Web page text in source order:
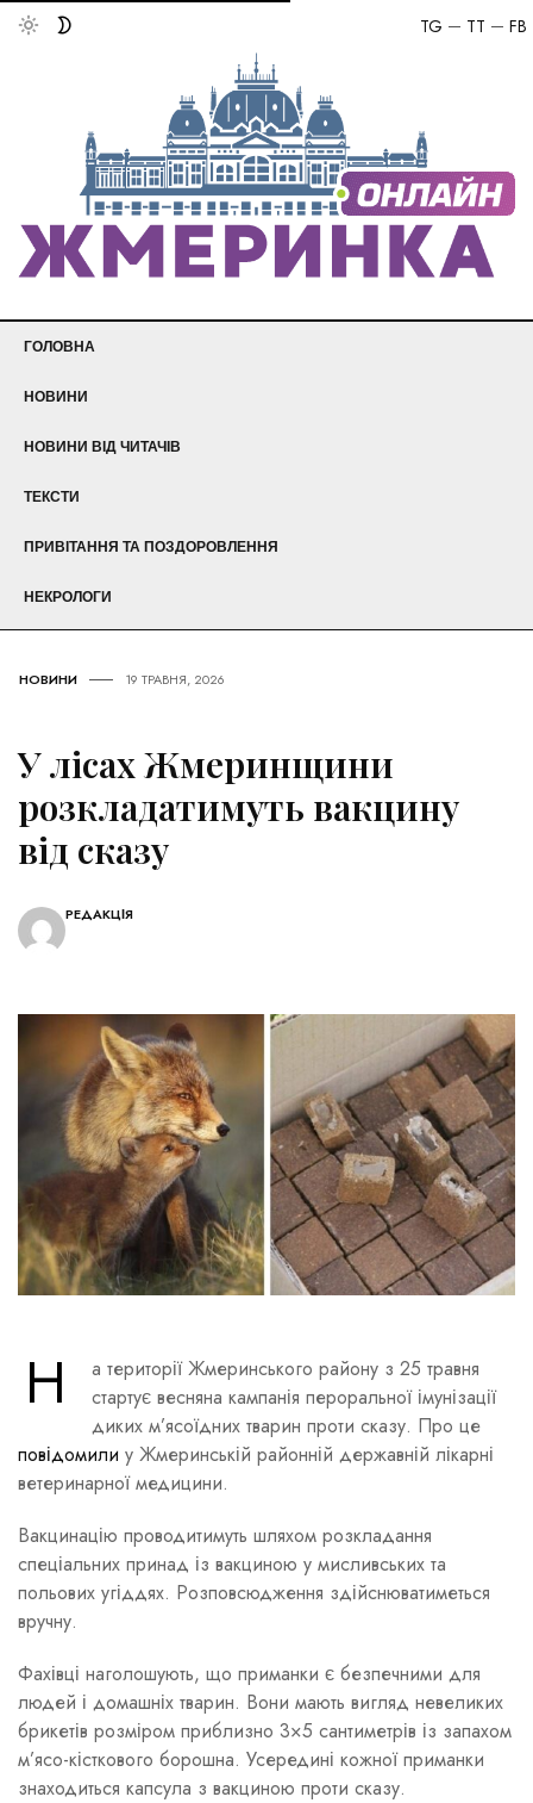
FB
TT
TG
ГОЛОВНА
НОВИНИ
НОВИНИ ВІД ЧИТАЧІВ
ТЕКСТИ
ПРИВІТАННЯ ТА ПОЗДОРОВЛЕННЯ
НЕКРОЛОГИ
НОВИНИ 19 ТРАВНЯ, 2026
У лісах Жмеринщини
розкладатимуть вакцину
від сказу
РЕДАКЦІЯ
Н
а території Жмеринського району з 25 травня
стартує весняна кампанія пероральної імунізації
диких м’ясоїдних тварин проти сказу. Про це
повідомили у Жмеринській районній державній лікарні
ветеринарної медицини.
Вакцинацію проводитимуть шляхом розкладання
спеціальних принад із вакциною у мисливських та
польових угіддях. Розповсюдження здійснюватиметься
вручну.
Фахівці наголошують, що приманки є безпечними для
людей і домашніх тварин. Вони мають вигляд невеликих
брикетів розміром приблизно 3×5 сантиметрів із запахом
м’ясо-кісткового борошна. Усередині кожної приманки
знаходиться капсула з вакциною проти сказу.